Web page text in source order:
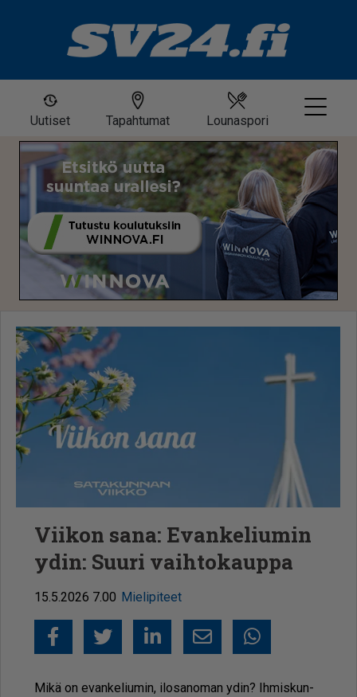
Uutiset Tapahtumat Lounaspori
Viikon sana: Evankeliumin
ydin: Suuri vaihtokauppa
15.5.2026 7.00 Mielipiteet
FacebookTwitter
LinkedIn
SähköpostiWhatsapp
Mikä on evan­ke­liu­min, ilo­sa­no­man ydin? Ih­mis­kun­